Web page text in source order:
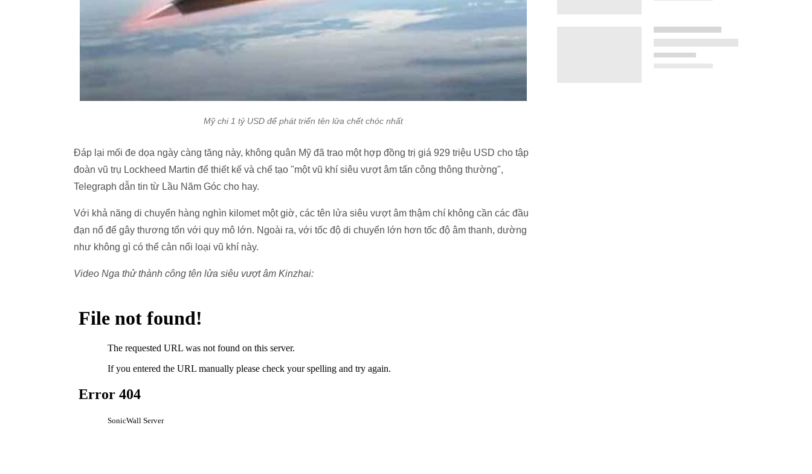
Mỹ chi 1 tỷ USD để phát triển tên lửa chết chóc nhất
Đáp lại mối đe dọa ngày càng tăng này, không quân Mỹ đã trao một hợp đồng trị giá 929 triệu USD cho tập
đoàn vũ trụ Lockheed Martin để thiết kế và chế tạo "một vũ khí siêu vượt âm tấn công thông thường",
Telegraph dẫn tin từ Lầu Năm Góc cho hay.
Với khả năng di chuyển hàng nghìn kilomet một giờ, các tên lửa siêu vượt âm thậm chí không cần các đầu
đạn nổ để gây thương tổn với quy mô lớn. Ngoài ra, với tốc độ di chuyển lớn hơn tốc độ âm thanh, dường
như không gì có thể cản nổi loại vũ khí này.
Video Nga thử thành công tên lửa siêu vượt âm Kinzhai: